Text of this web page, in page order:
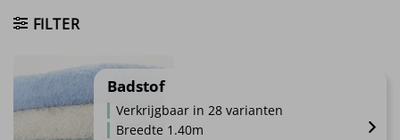
FILTER
Badstof
Verkrijgbaar in 28 varianten
Breedte 1.40m